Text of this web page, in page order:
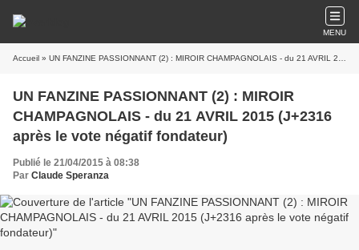
MENU
Accueil » UN FANZINE PASSIONNANT (2) : MIROIR CHAMPAGNOLAIS - du 21 AVRIL 2015 (J+2316 après le vote négatif fondateur)
UN FANZINE PASSIONNANT (2) : MIROIR
CHAMPAGNOLAIS - du 21 AVRIL 2015 (J+2316
après le vote négatif fondateur)
Publié le 21/04/2015 à 08:38
Par Claude Speranza